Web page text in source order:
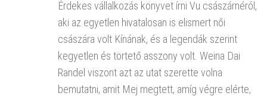
Érdekes vállalkozás könyvet írni Vu császárnéról,
aki az egyetlen hivatalosan is elismert női
császára volt Kínának, és a legendák szerint
kegyetlen és törtető asszony volt. Weina Dai
Randel viszont azt az utat szerette volna
bemutatni, amit Mej megtett, amíg végre elérte,